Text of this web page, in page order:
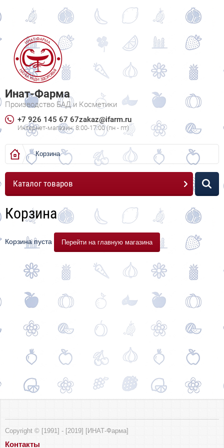
Инат-Фарма
Производство БАД и Косметики
+7 926 145 67 67zakaz@ifarm.ru
Интернет-магазин: 8:00-17:00 (пн - пт)
Корзина
Каталог товаров
Корзина
Корзина пуста Перейти на главную магазина
Copyright © [1991] - [2019] [ИНАТ-Фарма]
Контакты